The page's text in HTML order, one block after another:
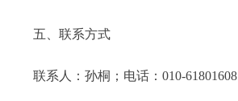
五、联系方式
联系人： 孙桐 ；电话： 010-61801608